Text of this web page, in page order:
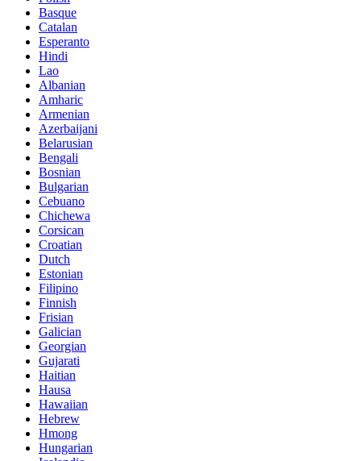
Basque
Catalan
Esperanto
Hindi
Lao
Albanian
Amharic
Armenian
Azerbaijani
Belarusian
Bengali
Bosnian
Bulgarian
Cebuano
Chichewa
Corsican
Croatian
Dutch
Estonian
Filipino
Finnish
Frisian
Galician
Georgian
Gujarati
Haitian
Hausa
Hawaiian
Hebrew
Hmong
Hungarian